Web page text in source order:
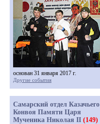
основан 31 января 2017 г.
Другие события
Самарский отдел Казачьего
Конвоя Памяти Царя
Мученика Николая II (149)